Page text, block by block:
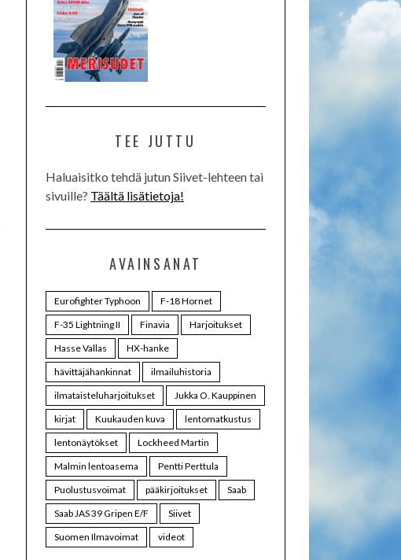
TEE JUTTU
Haluaisitko tehdä jutun Siivet-lehteen tai
sivuille? Täältä lisätietoja!
AVAINSANAT
Eurofighter Typhoon
F-18 Hornet
F-35 Lightning II
Finavia
Harjoitukset
Hasse Vallas
HX-hanke
hävittäjähankinnat
ilmailuhistoria
ilmataisteluharjoitukset
Jukka O. Kauppinen
kirjat
Kuukauden kuva
lentomatkustus
lentonäytökset
Lockheed Martin
Malmin lentoasema
Pentti Perttula
Puolustusvoimat
pääkirjoitukset
Saab
Saab JAS 39 Gripen E/F
Siivet
Suomen Ilmavoimat
videot